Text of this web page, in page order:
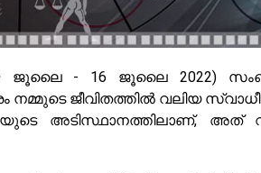
ജൂലൈ - 16 ജൂലൈ 2022)
ജീവിതത്തിൽ വലിയ
അടിസ്ഥാനത്തിലാണ്, അത്